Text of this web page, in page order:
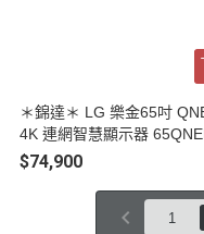
＊錦達＊ LG 樂金65吋 QNED
4K 連網智慧顯示器
MATA
$74,900